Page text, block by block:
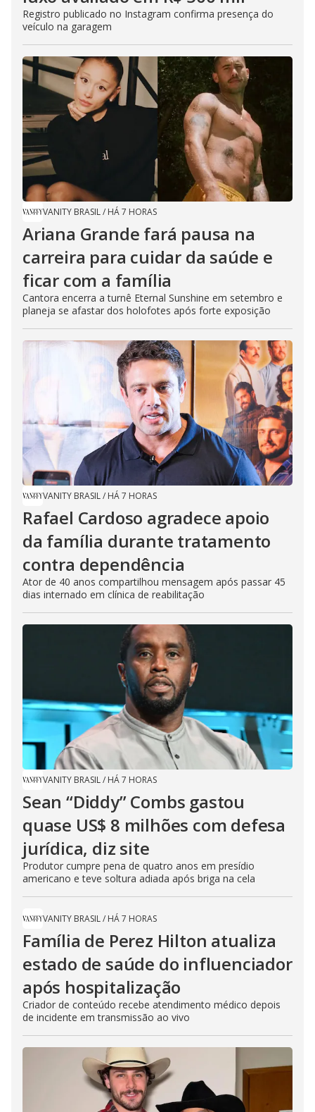
Registro publicado no Instagram confirma presença do
veículo na garagem
VANITY BRASIL/ HÁ 7 HORAS
Ariana Grande fará pausa na
carreira para cuidar da saúde e
ficar com a família
Cantora encerra a turnê Eternal Sunshine em setembro e
planeja se afastar dos holofotes após forte exposição
VANITY BRASIL/ HÁ 7 HORAS
Rafael Cardoso agradece apoio
da família durante tratamento
contra dependência
Ator de 40 anos compartilhou mensagem após passar 45
dias internado em clínica de reabilitação
VANITY BRASIL/ HÁ 7 HORAS
Sean “Diddy” Combs gastou
quase US$ 8 milhões com defesa
jurídica, diz site
Produtor cumpre pena de quatro anos em presídio
americano e teve soltura adiada após briga na cela
VANITY BRASIL/ HÁ 7 HORAS
Família de Perez Hilton atualiza
estado de saúde do influenciador
após hospitalização
Criador de conteúdo recebe atendimento médico depois
de incidente em transmissão ao vivo